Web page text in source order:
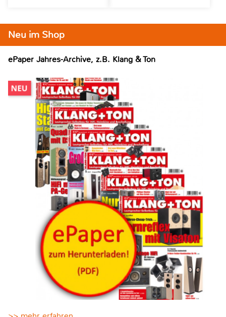
Neu im Shop
ePaper Jahres-Archive, z.B. Klang & Ton